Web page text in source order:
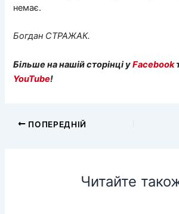
немає.
Богдан СТРАЖАК.
Більше на нашій сторінці уFacebook
YouTube!
ПОПЕРЕДНІЙ
Читайте